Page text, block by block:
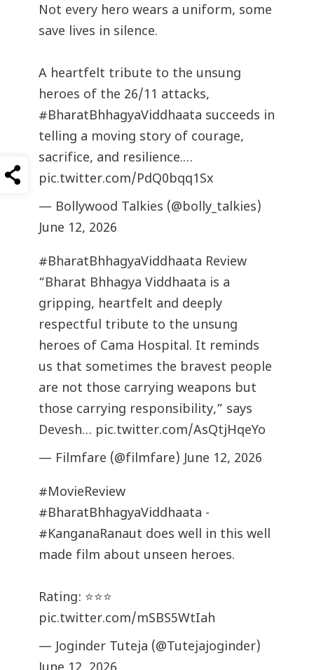
Not every hero wears a uniform, some
save lives in silence.
A heartfelt tribute to the unsung
heroes of the 26/11 attacks,
#BharatBhhagyaViddhaata succeeds in
telling a moving story of courage,
sacrifice, and resilience.…
pic.twitter.com/PdQ0bqq1Sx
— Bollywood Talkies (@bolly_talkies)
June 12, 2026
#BharatBhhagyaViddhaata Review
“Bharat Bhhagya Viddhaata is a
gripping, heartfelt and deeply
respectful tribute to the unsung
heroes of Cama Hospital. It reminds
us that sometimes the bravest people
are not those carrying weapons but
those carrying responsibility,” says
Devesh… pic.twitter.com/AsQtjHqeYo
— Filmfare (@filmfare)June 12, 2026
#MovieReview
#BharatBhhagyaViddhaata -
#KanganaRanaut does well in this well
made film about unseen heroes.
Rating: ⭐️⭐️⭐️
pic.twitter.com/mSBS5WtIah
— Joginder Tuteja (@Tutejajoginder)